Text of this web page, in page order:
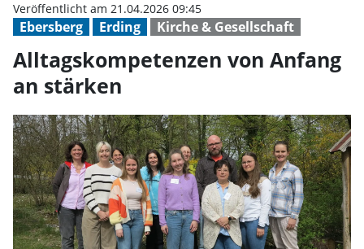
Ebersberg Erding Kirche & Gesellschaft
Veröffentlicht am 21.04.2026 09:45
Alltagskompetenzen von Anfang
an stärken